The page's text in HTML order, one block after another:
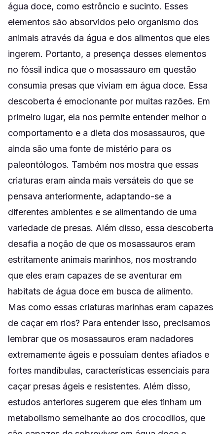
água doce, como estrôncio e sucinto. Esses
elementos são absorvidos pelo organismo dos
animais através da água e dos alimentos que eles
ingerem. Portanto, a presença desses elementos
no fóssil indica que o mosassauro em questão
consumia presas que viviam em água doce. Essa
descoberta é emocionante por muitas razões. Em
primeiro lugar, ela nos permite entender melhor o
comportamento e a dieta dos mosassauros, que
ainda são uma fonte de mistério para os
paleontólogos. Também nos mostra que essas
criaturas eram ainda mais versáteis do que se
pensava anteriormente, adaptando-se a
diferentes ambientes e se alimentando de uma
variedade de presas. Além disso, essa descoberta
desafia a noção de que os mosassauros eram
estritamente animais marinhos, nos mostrando
que eles eram capazes de se aventurar em
habitats de água doce em busca de alimento.
Mas como essas criaturas marinhas eram capazes
de caçar em rios? Para entender isso, precisamos
lembrar que os mosassauros eram nadadores
extremamente ágeis e possuíam dentes afiados e
fortes mandíbulas, características essenciais para
caçar presas ágeis e resistentes. Além disso,
estudos anteriores sugerem que eles tinham um
metabolismo semelhante ao dos crocodilos, que